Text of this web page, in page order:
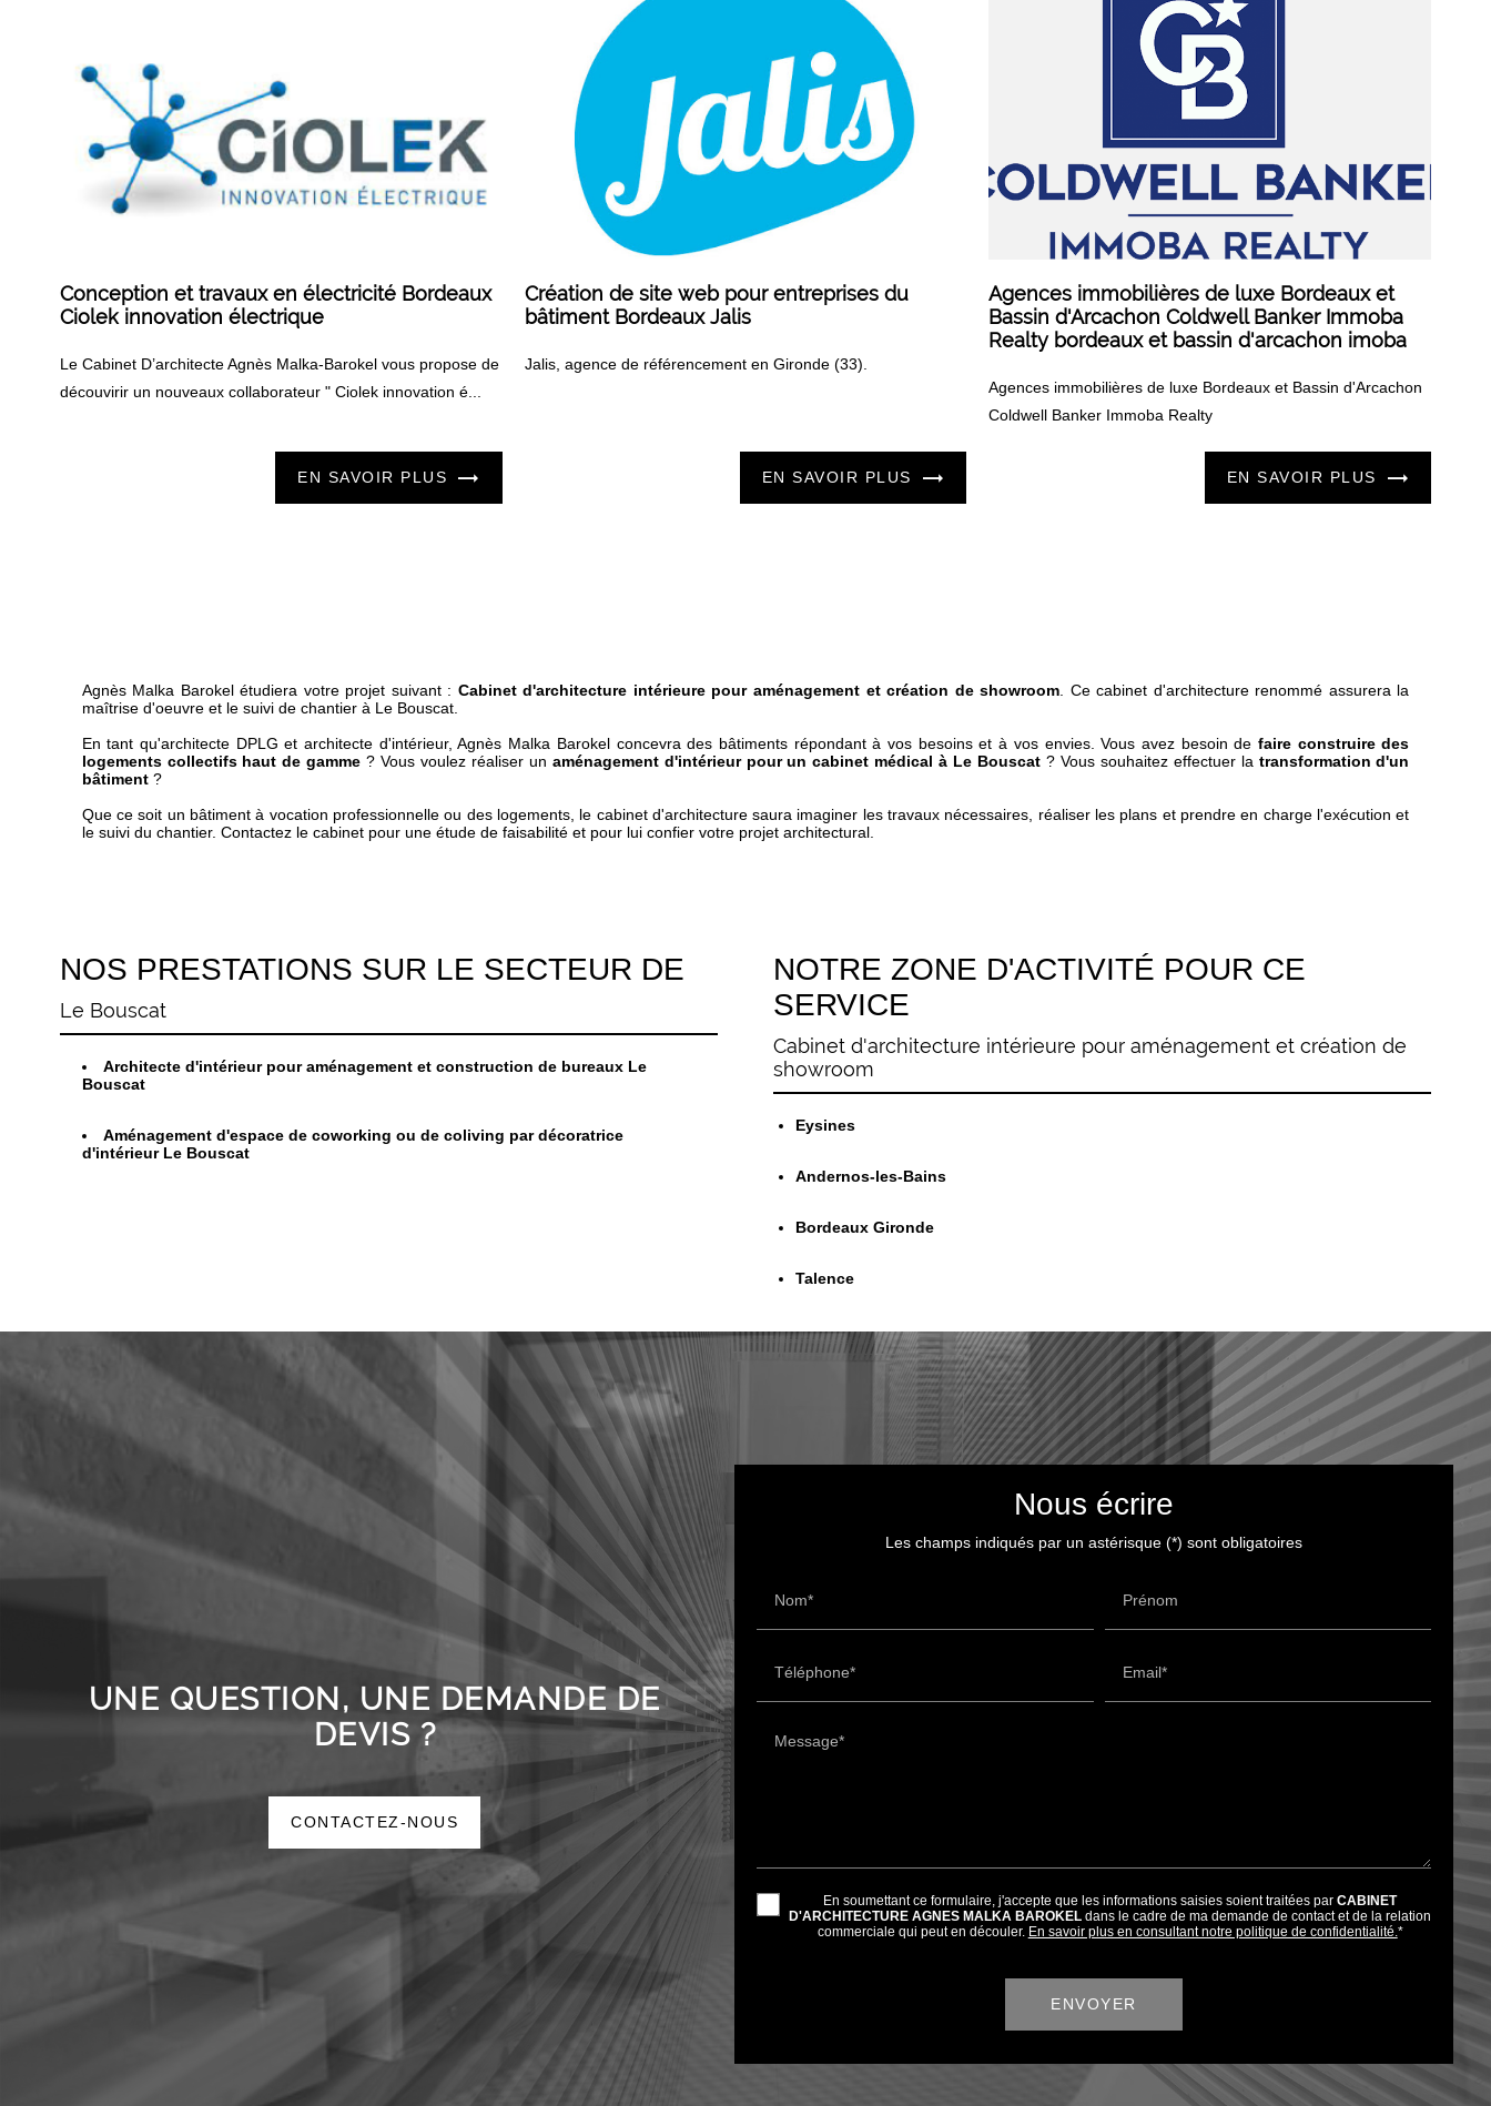
Conception et travaux en électricité Bordeaux
Ciolek innovation électrique
Le Cabinet D’architecte Agnès Malka-Barokel vous propose de
découvirir un nouveaux collaborateur " Ciolek innovation é...
EN SAVOIR PLUS
Création de site web pour entreprises du
bâtiment Bordeaux Jalis
Jalis, agence de référencement en Gironde (33).
EN SAVOIR PLUS
Agences immobilières de luxe Bordeaux et
Bassin d'Arcachon Coldwell Banker Immoba
Realty bordeaux et bassin d'arcachon imoba
Agences immobilières de luxe Bordeaux et Bassin d'Arcachon
Coldwell Banker Immoba Realty
EN SAVOIR PLUS
Agnès Malka Barokel étudiera votre projet suivant : Cabinet d'architecture intérieure pour aménagement et création de showroom. Ce cabinet d'architecture renommé assurera la
maîtrise d'oeuvre et le suivi de chantier à Le Bouscat.
En tant qu'architecte DPLG et architecte d'intérieur, Agnès Malka Barokel concevra des bâtiments répondant à vos besoins et à vos envies. Vous avez besoin de faire construire des
logements collectifs haut de gamme ? Vous voulez réaliser un aménagement d'intérieur pour un cabinet médical à Le Bouscat ? Vous souhaitez effectuer la transformation d'un
bâtiment?
Que ce soit un bâtiment à vocation professionnelle ou des logements, le cabinet d'architecture saura imaginer les travaux nécessaires, réaliser les plans et prendre en charge l'exécution et
le suivi du chantier. Contactez le cabinet pour une étude de faisabilité et pour lui confier votre projet architectural.
NOS PRESTATIONS SUR LE SECTEUR DE
Le Bouscat
Architecte d'intérieur pour aménagement et construction de bureaux Le
Bouscat
Aménagement d'espace de coworking ou de coliving par décoratrice
d'intérieur Le Bouscat
NOTRE ZONE D'ACTIVITÉ POUR CE
SERVICE
Cabinet d'architecture intérieure pour aménagement et création de
showroom
Eysines
Andernos-les-Bains
Bordeaux Gironde
Talence
UNE QUESTION, UNE DEMANDE DE
DEVIS ?
CONTACTEZ-NOUS
Nous écrire
Les champs indiqués par un astérisque (*) sont obligatoires
Nom* Prénom
Téléphone* Email*
Message*
En soumettant ce formulaire, j'accepte que les informations saisies soient traitées parCABINET
D'ARCHITECTURE AGNES MALKA BAROKEL dans le cadre de ma demande de contact et de la relation
commerciale qui peut en découler. En savoir plus en consultant notre politique de confidentialité.*